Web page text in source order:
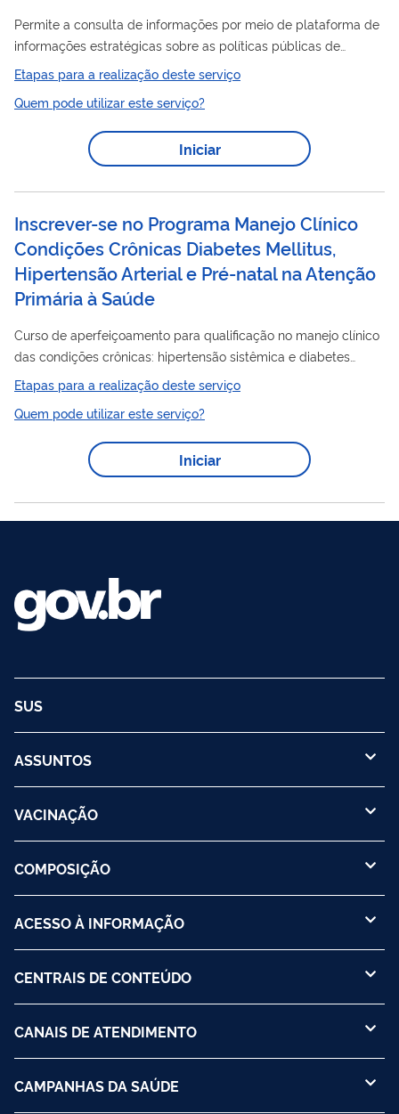
Permite a consulta de informações por meio de plataforma de
informações estratégicas sobre as políticas públicas de
saúde , organizada por meio de painéis interativos e dados
programas e ações desaúde, além de apoiar a gestão, o
controle social e a pesquisa em saúde
Etapas para a realização deste serviço
Quem pode utilizar este serviço?
Iniciar
Inscrever-se no Programa Manejo Clínico
Condições Crônicas Diabetes Mellitus,
Hipertensão Arterial e Pré-natal na Atenção
Primária à Saúde
Curso de aperfeiçoamento para qualificação no manejo clínico
das condições crônicas: hipertensão sistêmica e diabetes
mellitus e assistência pré-natal à pessoa que gesta, na lógica
Atenção às Condições Crônicas (MACC)
Etapas para a realização deste serviço
Quem pode utilizar este serviço?
Iniciar
SUS
ASSUNTOS
VACINAÇÃO
COMPOSIÇÃO
ACESSO À INFORMAÇÃO
CENTRAIS DE CONTEÚDO
CANAIS DE ATENDIMENTO
CAMPANHAS DA SAÚDE